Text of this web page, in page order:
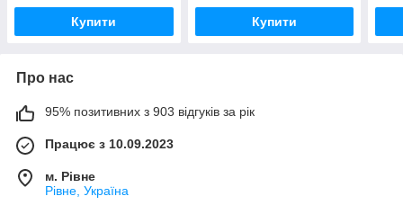
Купити Купити
Про нас
95% позитивних з 903 відгуків за рік
Працює з 10.09.2023
м. Рівне
Рівне, Україна